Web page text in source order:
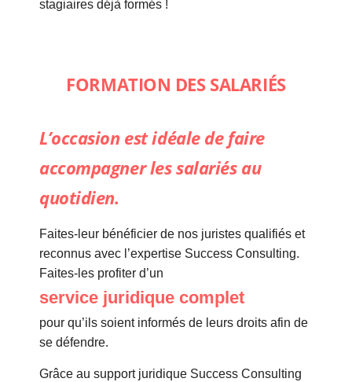
stagiaires déjà formés !
FORMATION DES SALARIÉS
L’occasion est idéale de faire
accompagner les salariés au
quotidien.
Faites-leur bénéficier de nos juristes qualifiés et
reconnus avec l’expertise Success Consulting.
Faites-les profiter d’un
service juridique complet
pour qu’ils soient informés de leurs droits afin de
se défendre.
Grâce au support juridique Success Consulting